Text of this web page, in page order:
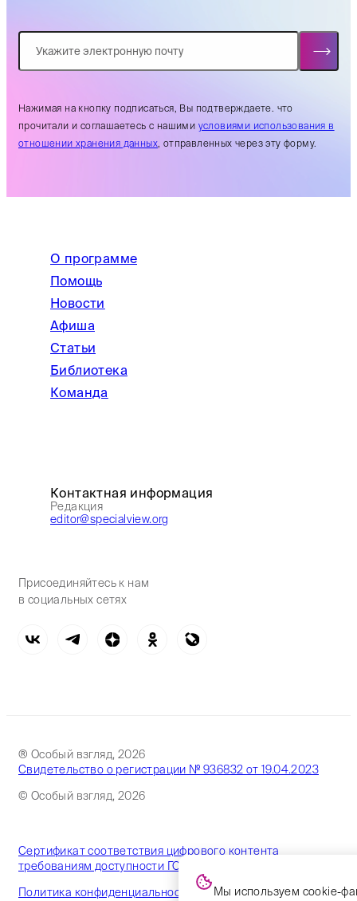
Нажимая на кнопку подписаться, Вы подтверждаете. что
прочитали и соглашаетесь с нашими условиями использования в
отношении хранения данных, отправленных через эту форму.
О программе
Помощь
Новости
Афиша
Статьи
Библиотека
Команда
Контактная информация
Редакция
editor@specialview.org
Присоединяйтесь к нам
в социальных сетях
® Особый взгляд, 2026
Свидетельство о регистрации № 936832 от 19.04.2023
© Особый взгляд, 2026
Сертификат соответствия цифрового контента
требованиям доступности ГОСТ
Политика конфиденциальности Мы используем cookie-